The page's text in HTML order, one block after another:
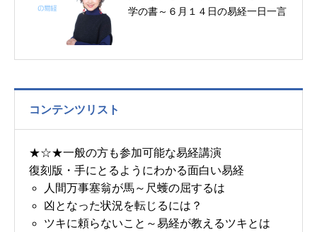
学の書～６月１４日の易経一日一言
コンテンツリスト
★☆★一般の方も参加可能な易経講演
復刻版・手にとるようにわかる面白い易経
人間万事塞翁が馬～尺蠖の屈するは
凶となった状況を転じるには？
ツキに頼らないこと～易経が教えるツキとは